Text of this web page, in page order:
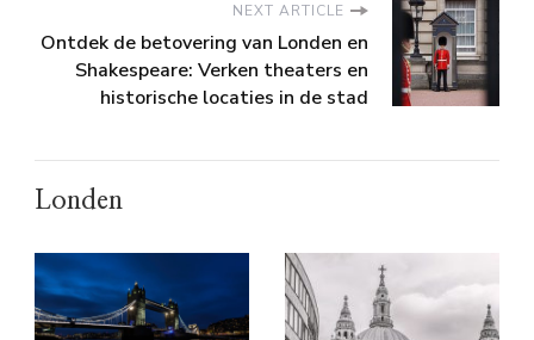
NEXT ARTICLE
Ontdek de betovering van Londen en
Shakespeare: Verken theaters en
historische locaties in de stad
Londen